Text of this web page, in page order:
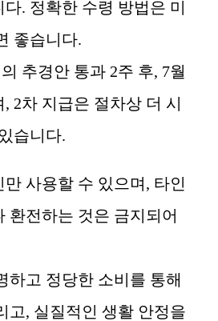
. 정확한 수령 방법은 미
좋습니다.
추경안 통과 2주 후, 7월
2차 지급은 절차상 더 시
습니다.
사용할 수 있으며, 타인
환전하는 것은 금지되어
하고 정당한 소비를 통해
고, 실질적인 생활 안정을